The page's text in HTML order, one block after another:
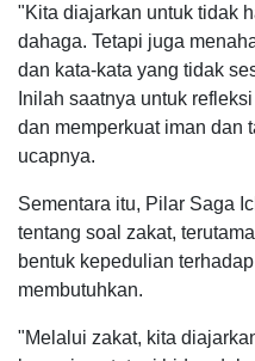
"Kita diajarkan untuk tidak
dahaga. Tetapi juga
dan kata-kata yang tidak
Inilah saatnya untuk
dan memperkuat iman dan
ucapnya.
Sementara itu, Pilar Saga
tentang soal zakat,
bentuk kepedulian
membutuhkan.
"Melalui zakat, kita